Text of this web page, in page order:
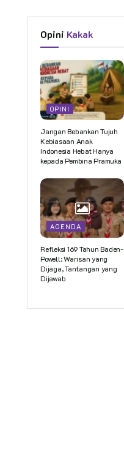
Opini Kakak
OPINI
Jangan Bebankan Tujuh
Kebiasaan Anak
Indonesia Hebat Hanya
kepada Pembina Pramuka
AGENDA
Refleksi 169 Tahun Baden-
Powell: Warisan yang
Dijaga, Tantangan yang
Dijawab